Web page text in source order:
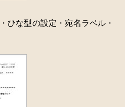
ひな型の設定・宛名ラベル・